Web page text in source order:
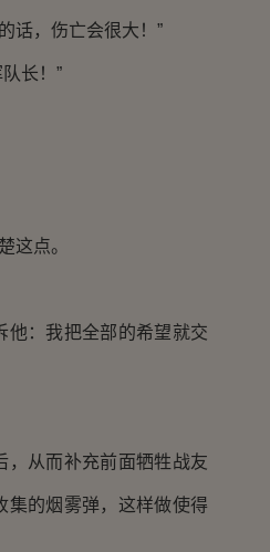
话，伤亡会很大！”
长！”
这点。
：我把全部的希望就交
从而补充前面牺牲战友
集的烟雾弹，这样做使得